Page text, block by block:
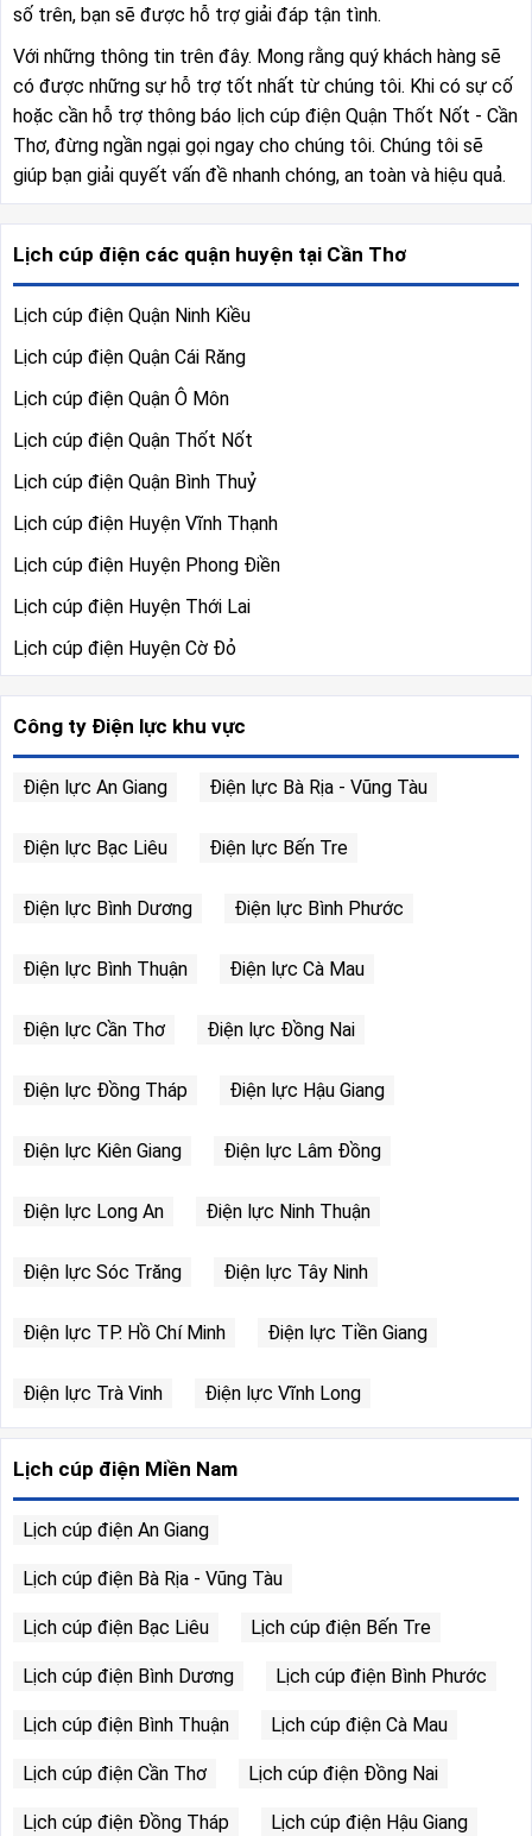
số trên, bạn sẽ được hỗ trợ giải đáp tận tình.
Với những thông tin trên đây. Mong rằng quý khách hàng sẽ
có được những sự hỗ trợ tốt nhất từ chúng tôi. Khi có sự cố
hoặc cần hỗ trợ thông báo lịch cúp điện Quận Thốt Nốt - Cần
Thơ, đừng ngần ngại gọi ngay cho chúng tôi. Chúng tôi sẽ
giúp bạn giải quyết vấn đề nhanh chóng, an toàn và hiệu quả.
Lịch cúp điện các quận huyện tại Cần Thơ
Lịch cúp điện Quận Ninh Kiều
Lịch cúp điện Quận Cái Răng
Lịch cúp điện Quận Ô Môn
Lịch cúp điện Quận Thốt Nốt
Lịch cúp điện Quận Bình Thuỷ
Lịch cúp điện Huyện Vĩnh Thạnh
Lịch cúp điện Huyện Phong Điền
Lịch cúp điện Huyện Thới Lai
Lịch cúp điện Huyện Cờ Đỏ
Công ty Điện lực khu vực
Điện lực An Giang Điện lực Bà Rịa - Vũng Tàu
Điện lực Bạc Liêu Điện lực Bến Tre
Điện lực Bình Dương Điện lực Bình Phước
Điện lực Bình Thuận Điện lực Cà Mau
Điện lực Cần Thơ Điện lực Đồng Nai
Điện lực Đồng Tháp Điện lực Hậu Giang
Điện lực Kiên Giang Điện lực Lâm Đồng
Điện lực Long An Điện lực Ninh Thuận
Điện lực Sóc Trăng Điện lực Tây Ninh
Điện lực TP. Hồ Chí Minh Điện lực Tiền Giang
Điện lực Trà Vinh Điện lực Vĩnh Long
Lịch cúp điện Miền Nam
Lịch cúp điện An Giang
Lịch cúp điện Bà Rịa - Vũng Tàu
Lịch cúp điện Bạc Liêu Lịch cúp điện Bến Tre
Lịch cúp điện Bình Dương Lịch cúp điện Bình Phước
Lịch cúp điện Bình Thuận Lịch cúp điện Cà Mau
Lịch cúp điện Cần Thơ Lịch cúp điện Đồng Nai
Lịch cúp điện Đồng Tháp Lịch cúp điện Hậu Giang